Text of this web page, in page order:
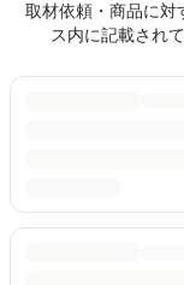
取材依頼・商品に対
ス内に記載され